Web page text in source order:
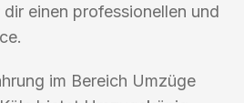
einen professionellen und
im Bereich Umzüge